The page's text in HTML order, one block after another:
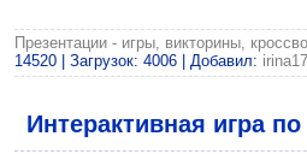
Презентации - игры, викторины,
14520 | Загрузок: 4006 | Добавил: irina17
Интерактивная игра